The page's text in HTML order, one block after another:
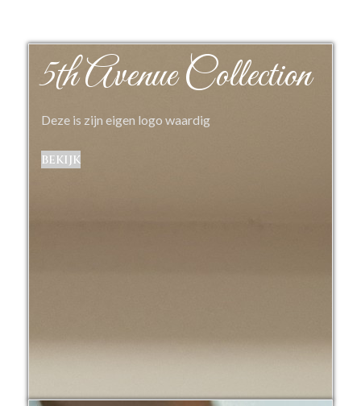
5th Avenue Collection
Deze is zijn eigen logo waardig
bekijk